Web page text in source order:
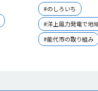
#のしろいち
#洋上風力発電で地
#能代市の取り組み